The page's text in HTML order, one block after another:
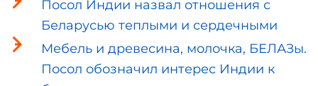
Посол Индии назвал отношения с
Беларусью теплыми и сердечными
Мебель и древесина, молочка, БЕЛАЗы.
Посол обозначил интерес Индии к